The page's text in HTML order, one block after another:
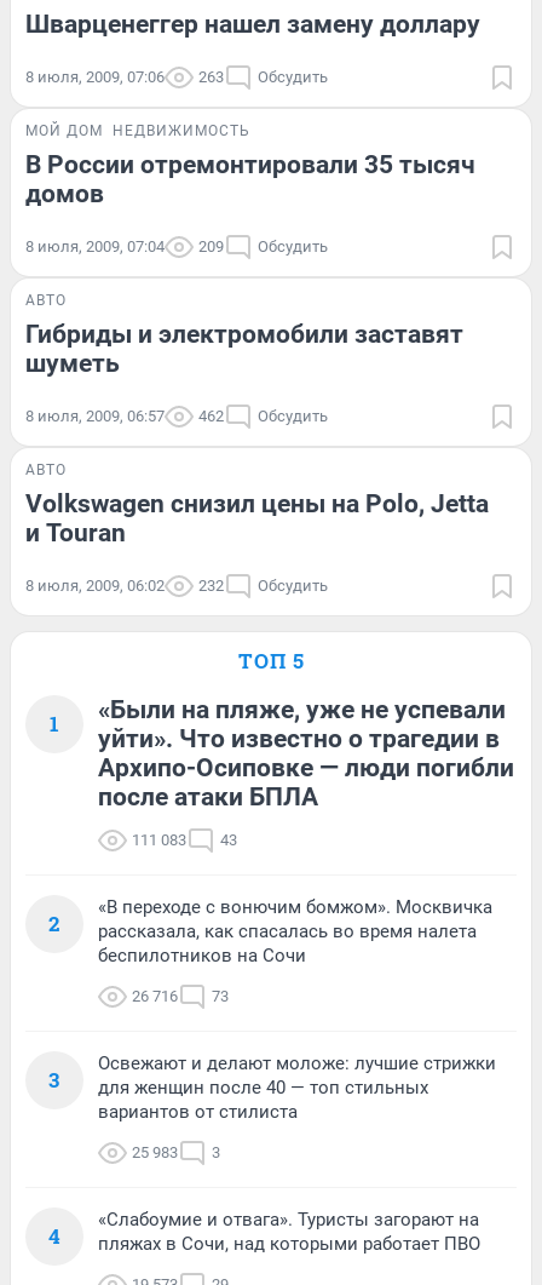
Шварценеггер нашел замену доллару
8 июля, 2009, 07:06 263 Обсудить
МОЙ ДОМ НЕДВИЖИМОСТЬ
В России отремонтировали 35 тысяч
домов
8 июля, 2009, 07:04 209 Обсудить
АВТО
Гибриды и электромобили заставят
шуметь
8 июля, 2009, 06:57 462 Обсудить
АВТО
Volkswagen снизил цены на Polo, Jetta
и Touran
8 июля, 2009, 06:02 232 Обсудить
ТОП 5
1
«Были на пляже, уже не успевали
уйти». Что известно о трагедии в
Архипо-Осиповке — люди погибли
после атаки БПЛА
111 083 43
2
«В переходе с вонючим бомжом». Москвичка
рассказала, как спасалась во время налета
беспилотников на Сочи
26 716 73
3
Освежают и делают моложе: лучшие стрижки
для женщин после 40 — топ стильных
вариантов от стилиста
25 983 3
4
«Слабоумие и отвага». Туристы загорают на
пляжах в Сочи, над которыми работает ПВО